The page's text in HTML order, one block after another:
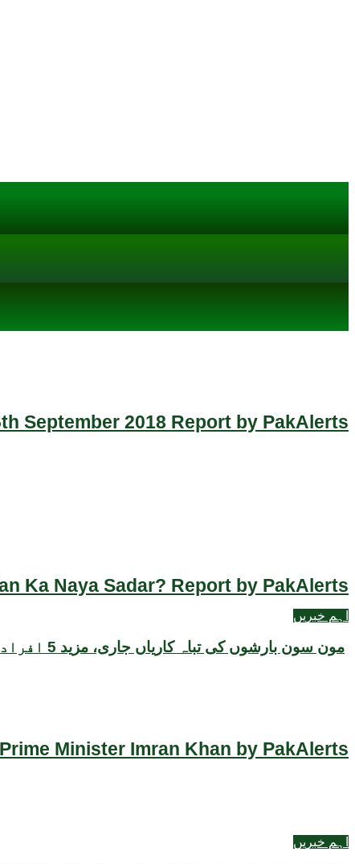
September 2018 Report by PakAlerts
Ka Naya Sadar? Report by PakAlerts
Minister Imran Khan by PakAlerts
اہم خبریں
مون سون بارشوں کی تباہ کاریاں جاری، مزید 5 افراد جاں بحق، مجموعی ہلاکتیں 221 تک جا پہنچیں
اہم خبریں